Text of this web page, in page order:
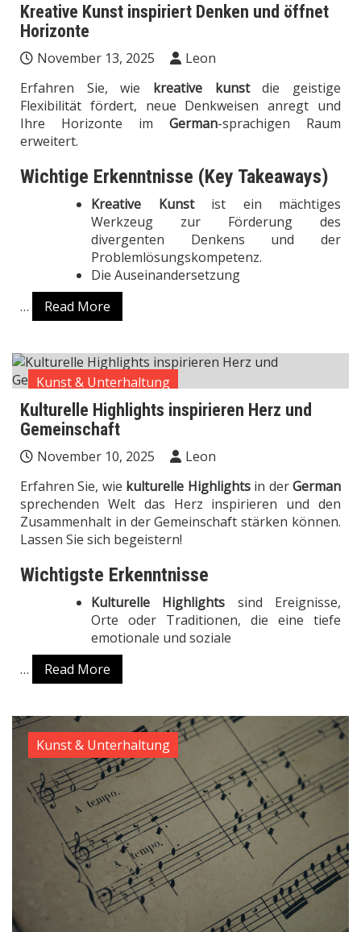
Kreative Kunst inspiriert Denken und öffnet
Horizonte
November 13, 2025
Leon
Erfahren Sie, wie kreative kunstdie geistige
Flexibilität fördert, neue Denkweisen anregt und
Ihre Horizonte im German-sprachigen Raum
erweitert.
Wichtige Erkenntnisse (Key Takeaways)
Kreative Kunstist ein mächtiges
Werkzeug zur Förderung des
divergenten Denkens und der
Problemlösungskompetenz.
Die Auseinandersetzung
…
Read More
Kunst & Unterhaltung
Kulturelle Highlights inspirieren Herz und
Gemeinschaft
November 10, 2025
Leon
Erfahren Sie, wie kulturelle Highlightsin derGerman
sprechenden Welt das Herz inspirieren und den
Zusammenhalt in der Gemeinschaft stärken können.
Lassen Sie sich begeistern!
Wichtigste Erkenntnisse
Kulturelle Highlights sind Ereignisse,
Orte oder Traditionen, die eine tiefe
emotionale und soziale
…
Read More
Kunst & Unterhaltung